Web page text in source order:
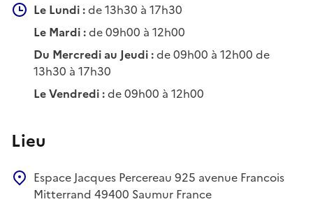
Le Lundi :de 13h30 à 17h30
Le Mardi :de 09h00 à 12h00
Du Mercredi au Jeudi :de 09h00 à 12h00 de
13h30 à 17h30
Le Vendredi :de 09h00 à 12h00
Lieu
Espace Jacques Percereau 925 avenue Francois
Mitterrand 49400 Saumur France